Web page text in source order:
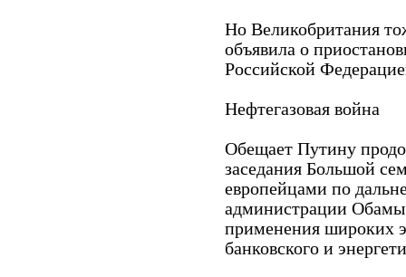
Но Великобритания
объявила о
Российской
Нефтегазовая война
Обещает Путину
заседания Большой
европейцами по
администрации Обамы
применения широких
банковского и